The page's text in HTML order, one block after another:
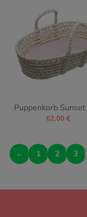
Puppenkorb
62,00 €
← 1 2 3